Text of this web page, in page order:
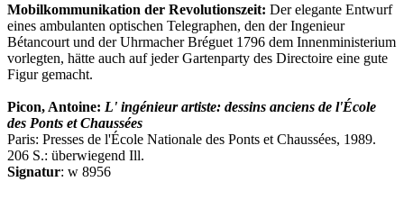
Mobilkommunikation der Revolutionszeit: Der elegante Entwurf
eines ambulanten optischen Telegraphen, den der Ingenieur
Bétancourt und der Uhrmacher Bréguet 1796 dem Innenministerium
vorlegten, hätte auch auf jeder Gartenparty des Directoire eine gute
Figur gemacht.
Picon, Antoine: L' ingénieur artiste: dessins anciens de l'École
des Ponts et Chaussées
Paris: Presses de l'École Nationale des Ponts et Chaussées, 1989.
206 S.: überwiegend Ill.
Signatur: w 8956